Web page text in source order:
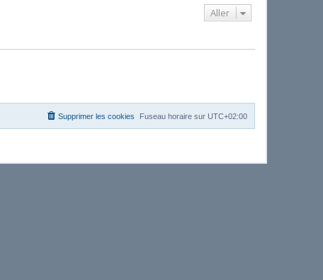
Aller
Fuseau horaire sur UTC+02:00
Supprimer les cookies